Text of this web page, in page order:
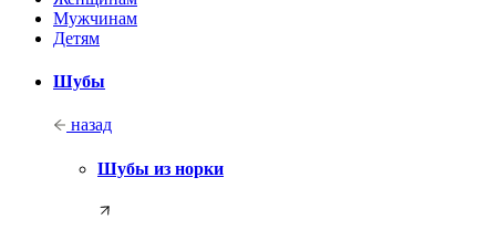
Мужчинам
Детям
Шубы
назад
Шубы из норки